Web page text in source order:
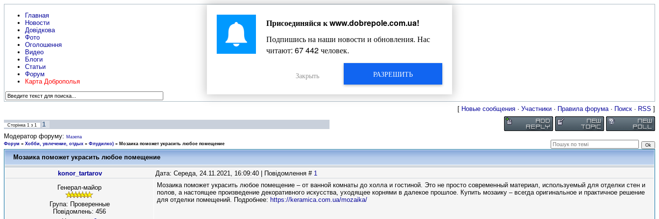
Главная
Новости
Довідкова
Фото
Оголошення
Видео
Блоги
Статьи
Форум
Карта Доброполья
Жизнь Добропольского края
[ Новые сообщения · Участники · Правила форума· Поиск · RSS ]
Сторінка 1 з 1
1
Модератор форуму: Мазепа
Форум » Хобби, увлечение, отдых » Флудилко) » Мозаика поможет украсить любое помещение
Мозаика поможет украсить любое помещение
konor_tartarov Дата: Середа, 24.11.2021, 16:09:40 | Повідомлення # 1
Генерал-майор
Група: Проверенные
Повідомлень: 456
Мозаика поможет украсить любое помещение – от ванной комнаты до холла и гостиной. Это не просто современный материал, используемый для отделки стен и
полов, а настоящее произведение декоративного искусства, уходящее корнями в далекое прошлое. Купить мозаику – всегда оригинальное и практичное решение
для отделки помещений. Подробнее: https://keramica.com.ua/mozaika/
Присоединяйся кwww.dobrepole.com.ua!
Подпишись на наши новости и обновления. Нас
читают: 67 446человек.
РАЗРЕШИТЬ
Закрыть